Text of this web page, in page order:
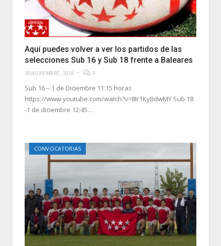
Aquí puedes volver a ver los partidos de las
selecciones Sub 16 y Sub 18 frente a Baleares
30 NOVIEMBRE, 2018 0
Sub 16 – 1 de Diciembre 11:15 horas
https://www.youtube.com/watch?v=8Ir1KyBdwMY Sub 18
-1 de diciembre 12:45…
CONVOCATORIAS